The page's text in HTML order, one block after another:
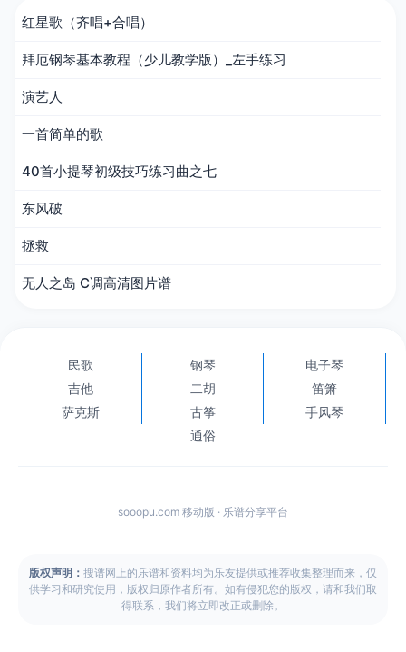
红星歌（齐唱+合唱）
拜厄钢琴基本教程（少儿教学版）_左手练习
演艺人
一首简单的歌
40首小提琴初级技巧练习曲之七
东风破
拯救
无人之岛 C调高清图片谱
民歌 钢琴
电子琴
吉他
二胡
笛箫
萨克斯
古筝
手风琴
通俗
sooopu.com 移动版 · 乐谱分享平台
版权声明： 搜谱网上的乐谱和资料均为乐友提供或推荐收集整理而来，仅
供学习和研究使用，版权归原作者所有。如有侵犯您的版权，请和我们取
得联系，我们将立即改正或删除。